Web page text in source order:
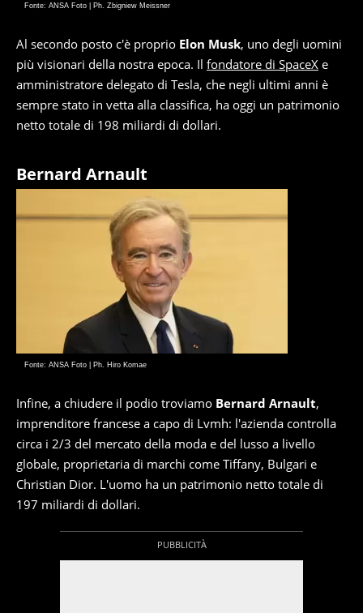
Fonte: ANSA Foto | Ph. Zbigniew Meissner
Al secondo posto c'è proprio Elon Musk, uno degli uomini
più visionari della nostra epoca. Il fondatore di SpaceX e
amministratore delegato di Tesla, che negli ultimi anni è
sempre stato in vetta alla classifica, ha oggi un patrimonio
netto totale di 198 miliardi di dollari.
Bernard Arnault
Fonte: ANSA Foto | Ph. Hiro Komae
Infine, a chiudere il podio troviamo Bernard Arnault,
imprenditore francese a capo di Lvmh: l'azienda controlla
circa i 2/3 del mercato della moda e del lusso a livello
globale, proprietaria di marchi come Tiffany, Bulgari e
Christian Dior. L'uomo ha un patrimonio netto totale di
197 miliardi di dollari.